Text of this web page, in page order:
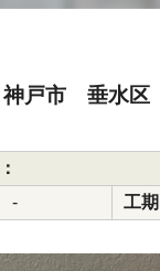
戸市 垂水区
- 工期